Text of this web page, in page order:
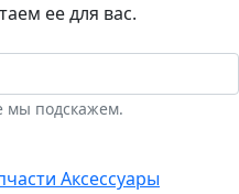
ее для вас.
мы подскажем.
Аксессуары